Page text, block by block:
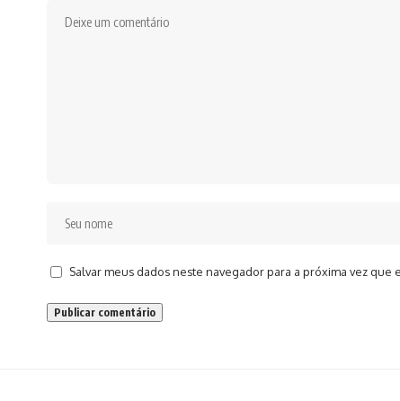
Salvar meus dados neste navegador para a próxima vez que